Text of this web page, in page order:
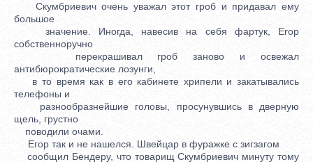
Скумбриевич очень уважал этот гроб и придавал ему
большое
значение. Иногда, навесив на себя фартук, Егор
собственноручно
перекрашивал гроб заново и освежал
антибюрократические лозунги,
в то время как в его кабинете хрипели и закатывались
телефоны и
разнообразнейшие головы, просунувшись в дверную
щель, грустно
поводили очами.
Егор так и не нашелся. Швейцар в фуражке с зигзагом
сообщил Бендеру, что товарищ Скумбриевич минуту тому